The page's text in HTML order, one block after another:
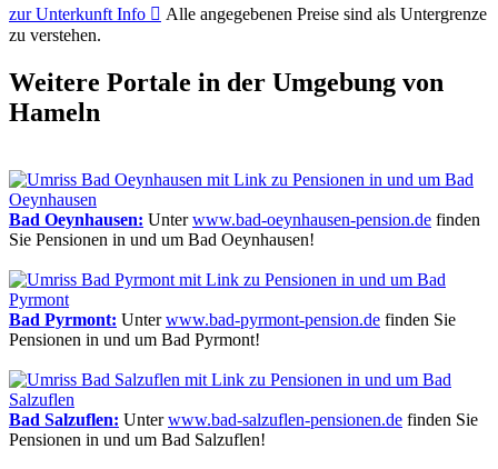
zur Unterkunft Info  Alle angegebenen Preise sind als Untergrenze
zu verstehen.
Weitere Portale in der Umgebung von
Hameln
Bad Oeynhausen: Unterwww.bad-oeynhausen-pension.de finden
Sie Pensionen in und um Bad Oeynhausen!
Bad Pyrmont: Unterwww.bad-pyrmont-pension.de finden Sie
Pensionen in und um Bad Pyrmont!
Bad Salzuflen: Unterwww.bad-salzuflen-pensionen.de finden Sie
Pensionen in und um Bad Salzuflen!